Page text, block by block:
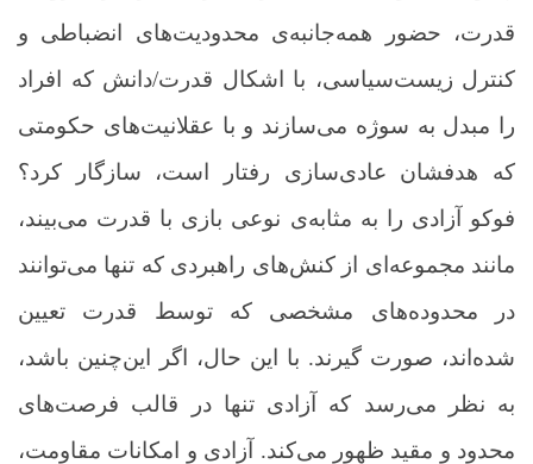
قدرت، حضور همه‌جانبه‌ی محدودیت‌های انضباطی و
کنترل زیست‌سیاسی، با اشکال قدرت/دانش که افراد
را مبدل به سوژه می‌سازند و با عقلانیت‌های حکومتی
که هدفشان عادی‌سازی رفتار است، سازگار کرد؟
فوکو آزادی را به مثابه‌ی نوعی بازی با قدرت می‌بیند،
مانند مجموعه‌ای از کنش‌های راهبردی که تنها می‌توانند
در محدوده‌های مشخصی که توسط قدرت تعیین
شده‌اند، صورت گیرند. با این حال، اگر این‌چنین باشد،
به نظر می‌رسد که آزادی تنها در قالب فرصت‌های
محدود و مقید ظهور می‌کند. آزادی و امکانات مقاومت،